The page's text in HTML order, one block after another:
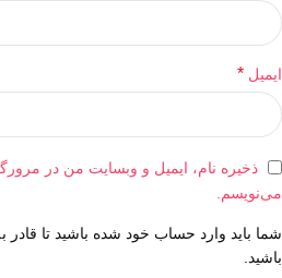
ایمیل *
ذخیره نام، ایمیل و وبسایت من در
می‌نویسم.
شما باید وارد حساب خود شده باشید تا
باشید.